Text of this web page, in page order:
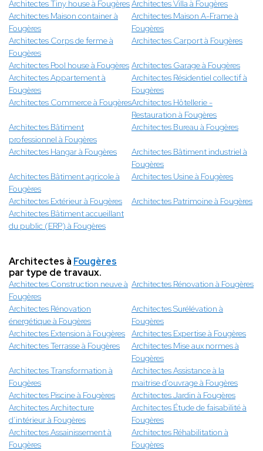
Architectes Tiny house à FougèresArchitectes Villa à Fougères
Architectes Maison container à
Fougères
Architectes Maison A-Frame à
Fougères
Architectes Corps de ferme à
Fougères
Architectes Carport à Fougères
Architectes Pool house à Fougères Architectes Garage à Fougères
Architectes Appartement à
Fougères
Architectes Résidentiel collectif à
Fougères
Architectes Commerce à FougèresArchitectes Hôtellerie -
Restauration à Fougères
Architectes Bâtiment
professionnel à Fougères
Architectes Bureau à Fougères
Architectes Hangar à Fougères
Architectes Bâtiment industriel à
Fougères
Architectes Bâtiment agricole à
Fougères
Architectes Usine à Fougères
Architectes Extérieur à Fougères
Architectes Patrimoine à Fougères
Architectes Bâtiment accueillant
du public (ERP) à Fougères
Architectes à Fougères
par type de travaux.
Architectes Construction neuve à
Fougères
Architectes Rénovation à Fougères
Architectes Rénovation
énergétique à Fougères
Architectes Surélévation à
Fougères
Architectes Extension à Fougères
Architectes Expertise à Fougères
Architectes Terrasse à Fougères
Architectes Mise aux normes à
Fougères
Architectes Transformation à
Fougères
Architectes Assistance à la
maitrise d'ouvrage à Fougères
Architectes Piscine à Fougères
Architectes Jardin à Fougères
Architectes Architecture
d’intérieur à Fougères
Architectes Étude de faisabilité à
Fougères
Architectes Assainissement à
Fougères
Architectes Réhabilitation à
Fougères